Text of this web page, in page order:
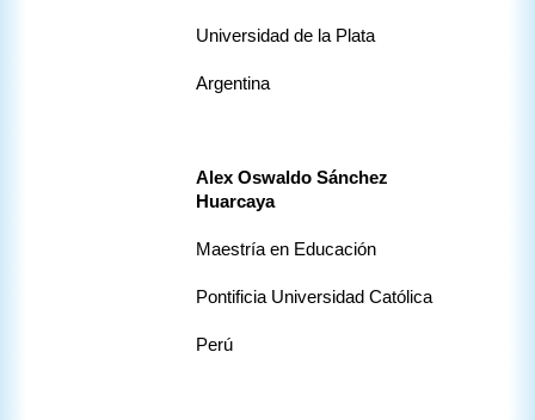
Universidad de la Plata
Argentina
Alex Oswaldo Sánchez
Huarcaya
Maestría en Educación
Pontificia Universidad Católica
Perú